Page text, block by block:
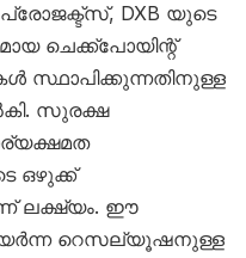
DXB യുടെ
ചെക്ക്‌പോയിന്റ്
സ്ഥാപിക്കുന്നതിനുള്ള
സുരക്ഷ
ഒഴുക്ക്
ലക്ഷ്യം. ഈ
റെസല്യൂഷനുള്ള